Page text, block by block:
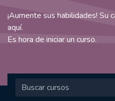
¡Aumente sus habilidades! Su
aquí.
Es hora de iniciar un curso.